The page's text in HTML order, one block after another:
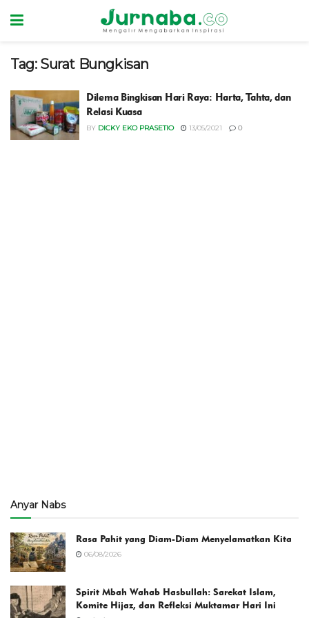
Tag: Surat Bungkisan
Dilema Bingkisan Hari Raya: Harta, Tahta, dan
Relasi Kuasa
BY DICKY EKO PRASETIO 13/05/2021 0
Anyar Nabs
Rasa Pahit yang Diam-Diam Menyelamatkan Kita
06/08/2026
Spirit Mbah Wahab Hasbullah: Sarekat Islam,
Komite Hijaz, dan Refleksi Muktamar Hari Ini